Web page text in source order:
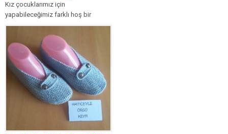
Kız çocuklarımız için
yapabileceğimiz farklı hoş bir
model. Malzemeler: Bej renk nako